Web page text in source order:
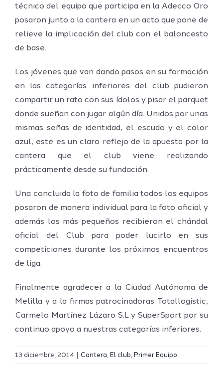
técnico del equipo que participa en la Adecco Oro
posaron junto a la cantera en un acto que pone de
relieve la implicación del club con el baloncesto
de base.
Los jóvenes que van dando pasos en su formación
en las categorías inferiores del club pudieron
compartir un rato con sus ídolos y pisar el parquet
donde sueñan con jugar algún día. Unidos por unas
mismas señas de identidad, el escudo y el color
azul, este es un claro reflejo de la apuesta por la
cantera que el club viene realizando
prácticamente desde su fundación.
Una concluida la foto de familia todos los equipos
posaron de manera individual para la foto oficial y
además los más pequeños recibieron el chándal
oficial del Club para poder lucirlo en sus
competiciones durante los próximos encuentros
de liga.
Finalmente agradecer a la Ciudad Autónoma de
Melilla y a la firmas patrocinadoras Totallogistic,
Carmelo Martínez Lázaro S.L y SuperSport por su
continuo apoyo a nuestras categorías inferiores.
13 diciembre, 2014 Cantera, El club, Primer Equipo
El Melilla
Definidos
el grupo